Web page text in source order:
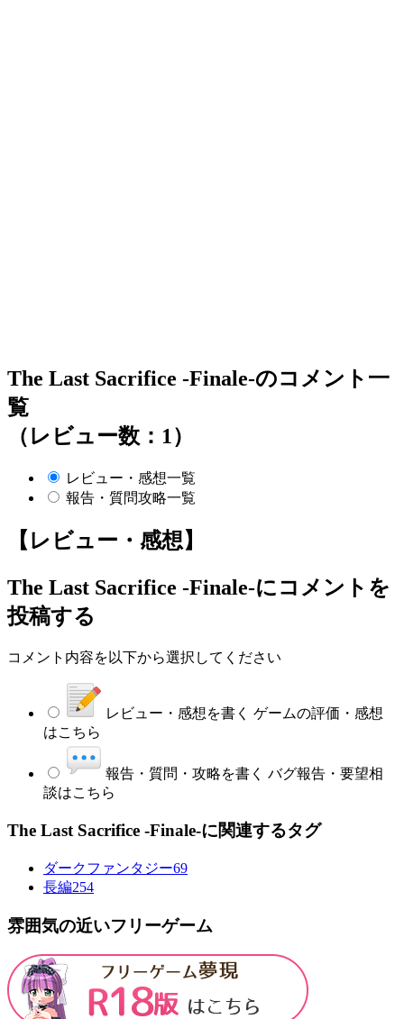
The Last Sacrifice -Finale-のコメント一
覧
（レビュー数：1）
レビュー・感想一覧
報告・質問攻略一覧
【レビュー・感想】
The Last Sacrifice -Finale-にコメントを
投稿する
コメント内容を以下から選択してください
レビュー・感想を書く ゲームの評価・感想
はこちら
報告・質問・攻略を書く バグ報告・要望相
談はこちら
The Last Sacrifice -Finale-に関連するタグ
ダークファンタジー69
長編254
雰囲気の近いフリーゲーム